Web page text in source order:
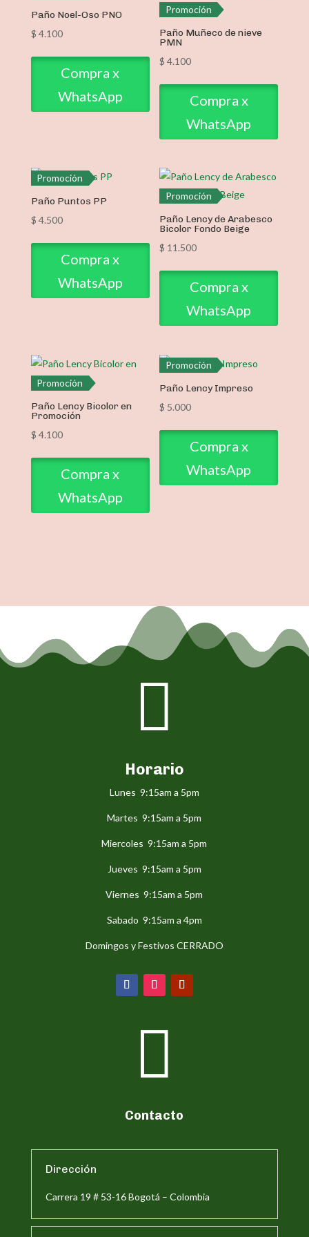
Paño Noel-Oso PNO
$ 4.100
Compra x
WhatsApp
Promoción
Paño Muñeco de nieve
PMN
$ 4.100
Compra x
WhatsApp
Promoción
Paño Puntos PP
$ 4.500
Compra x
WhatsApp
Promoción
Paño Lency de Arabesco
Bicolor Fondo Beige
$ 11.500
Compra x
WhatsApp
Promoción
Paño Lency Bicolor en
Promoción
$ 4.100
Compra x
WhatsApp
Promoción
Paño Lency Impreso
$ 5.000
Compra x
WhatsApp

Horario
Lunes 9:15am a 5pm
Martes 9:15am a 5pm
Miercoles 9:15am a 5pm
Jueves 9:15am a 5pm
Viernes 9:15am a 5pm
Sabado 9:15am a 4pm
Domingos y Festivos CERRADO

Contacto
Dirección
Carrera 19 # 53-16 Bogotá – Colombia